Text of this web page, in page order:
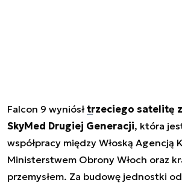
Falcon 9 wyniósłtrzeciego satelitę
SkyMed Drugiej Generacji, która
współpracy między Włoską Agencją
Ministerstwem Obrony Włoch oraz
przemysłem. Za budowę jednostki